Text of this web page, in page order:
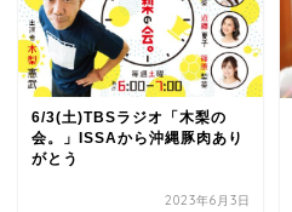
6/3(土)TBSラジオ「木梨の
会。」ISSAから沖縄豚肉あり
がとう
2023年6月3日